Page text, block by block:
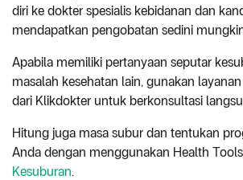
diri ke dokter spesialis kebidanan dan
mendapatkan pengobatan sedini
Apabila memiliki pertanyaan seputar
masalah kesehatan lain, gunakan
dari Klikdokter untuk berkonsultasi
Hitung juga masa subur dan tentukan
Anda dengan menggunakan Health Tools
Kesuburan.